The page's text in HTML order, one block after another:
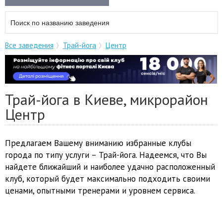
Все заведения Трай-йога Центр
Трай-йога в Киеве, микрорайон
Центр
Предлагаем Вашему вниманию избранные клубы
города по типу услуги – Трай-йога. Надеемся, что Вы
найдете ближайший и наиболее удачно расположенный
клуб, который будет максимально подходить своими
ценами, опытными тренерами и уровнем сервиса.